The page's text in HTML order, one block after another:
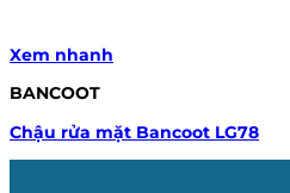
Xem nhanh
BANCOOT
Chậu rửa mặt Bancoot LG78